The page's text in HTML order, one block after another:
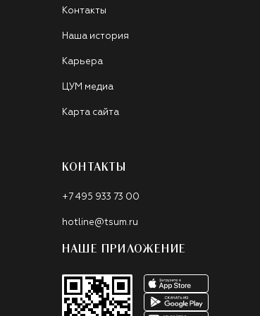
Контакты
Наша история
Карьера
ЦУМ медиа
Карта сайта
КОНТАКТЫ
+7 495 933 73 00
hotline@tsum.ru
НАШЕ ПРИЛОЖЕНИЕ